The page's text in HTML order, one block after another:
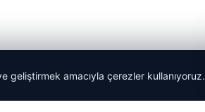
geliştirmek amacıyla çerezler kullanıyoruz.